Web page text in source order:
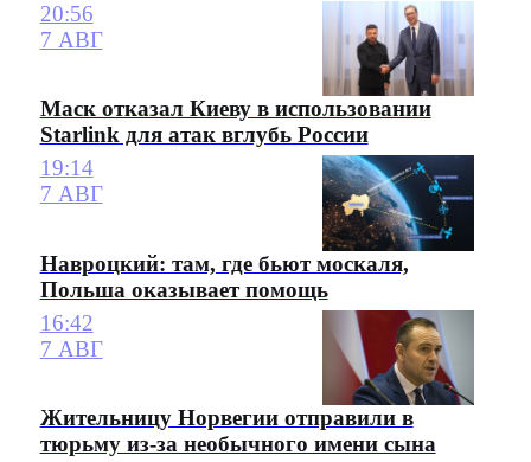
20:56
7 АВГ
Маск отказал Киеву в использовании
Starlink для атак вглубь России
19:14
7 АВГ
Навроцкий: там, где бьют москаля,
Польша оказывает помощь
16:42
7 АВГ
Жительницу Норвегии отправили в
тюрьму из-за необычного имени сына